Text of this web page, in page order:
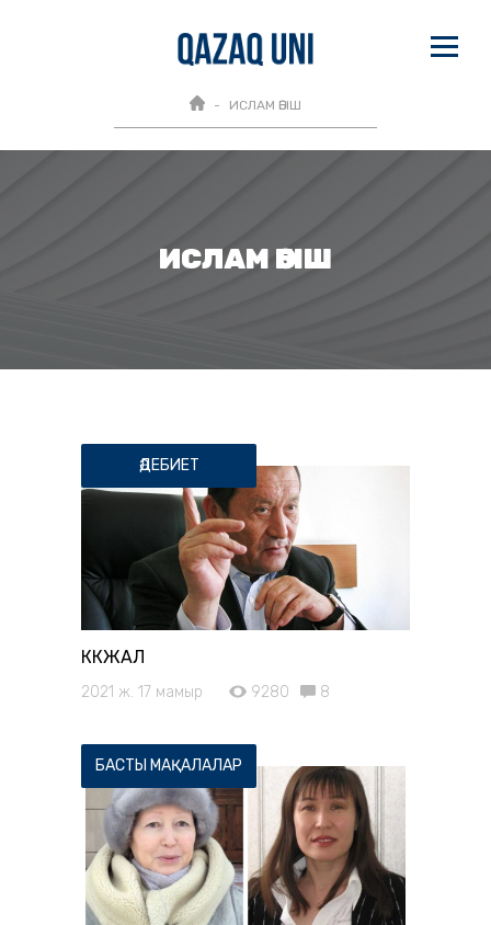
ИСЛАМ ӘБІШ
ИСЛАМ ӘБІШ
ӘДЕБИЕТ
КӨКЖАЛ
2021 ж. 17 мамыр 9280 8
БАСТЫ МАҚАЛАЛАР